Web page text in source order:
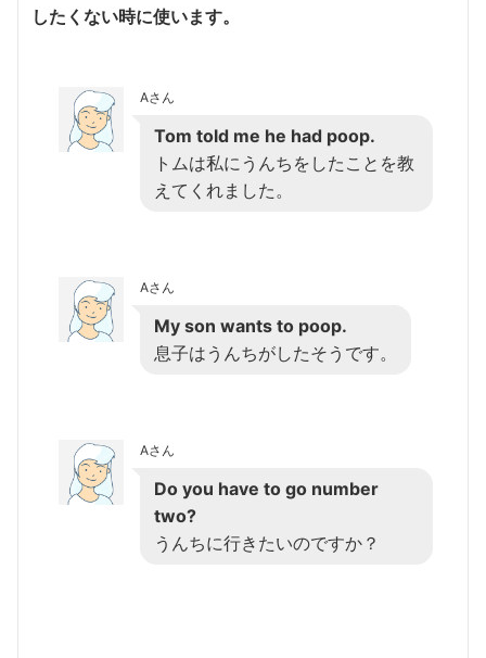
したくない時に使います。
Aさん
Tom told me he had poop.
トムは私にうんちをしたことを教
えてくれました。
Aさん
My son wants to poop.
息子はうんちがしたそうです。
Aさん
Do you have to go number
two?
うんちに行きたいのですか？